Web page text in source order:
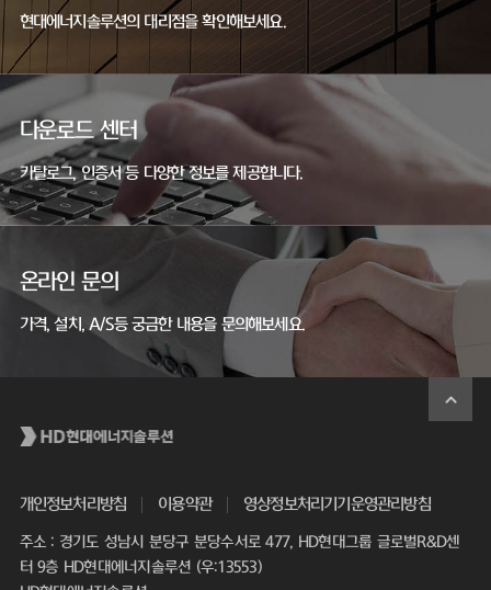
현대에너지솔루션의 대리점을 확인해보세요.
다운로드 센터
카탈로그, 인증서 등 다양한 정보를 제공합니다.
온라인 문의
가격, 설치, A/S등 궁금한 내용을 문의해보세요.
개인정보처리방침 이용약관 영상정보처리기기운영관리방침
주소 : 경기도 성남시 분당구 분당수서로 477, HD현대그룹 글로벌R&D센
터 9층 HD현대에너지솔루션 (우:13553)